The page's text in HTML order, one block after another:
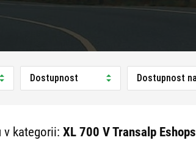
Dostupnost Dostupnost
v kategorii: XL 700 V Transalp